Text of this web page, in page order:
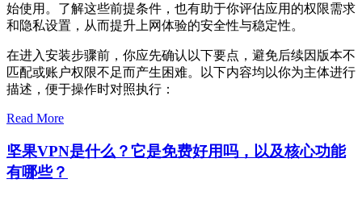
始使用。了解这些前提条件，也有助于你评估应用的权限需求
和隐私设置，从而提升上网体验的安全性与稳定性。
在进入安装步骤前，你应先确认以下要点，避免后续因版本不
匹配或账户权限不足而产生困难。以下内容均以你为主体进行
描述，便于操作时对照执行：
Read More
坚果VPN是什么？它是免费好用吗，以及核心功能
有哪些？